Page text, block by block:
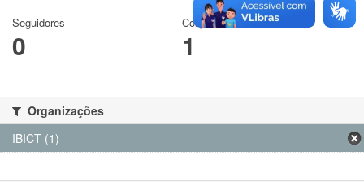
Seguidores
0
Conjuntos de dados
1
Organizações
IBICT (1)